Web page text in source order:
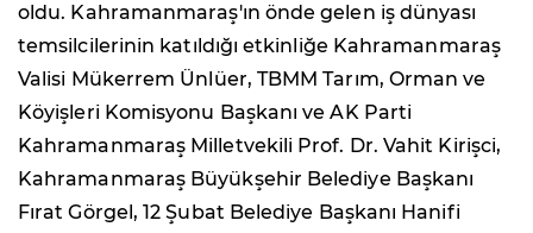
oldu. Kahramanmaraş'ın önde gelen iş dünyası
temsilcilerinin katıldığı etkinliğe Kahramanmaraş
Valisi Mükerrem Ünlüer, TBMM Tarım, Orman ve
Köyişleri Komisyonu Başkanı ve AK Parti
Kahramanmaraş Milletvekili Prof. Dr. Vahit Kirişci,
Kahramanmaraş Büyükşehir Belediye Başkanı
Fırat Görgel, 12 Şubat Belediye Başkanı Hanifi